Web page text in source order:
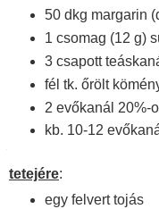
50 dkg margarin
1 csomag (12 g)
3 csapott
fél tk. őrölt
2 evőkanál 20%-
kb. 10-12
tetejére:
egy felvert tojás